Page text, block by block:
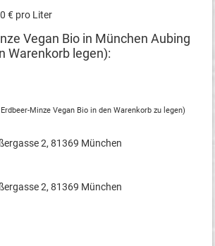
€ pro Liter
Vegan Bio in München Aubing
Warenkorb legen):
Minze Vegan Bio in den Warenkorb zu legen)
2, 81369 München
2, 81369 München